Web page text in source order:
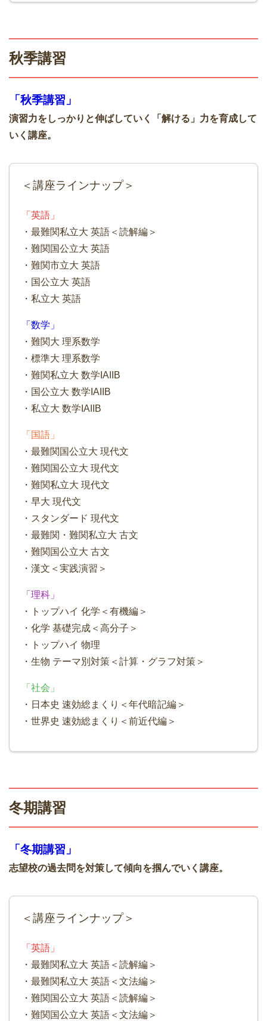
秋季講習
「秋季講習」
演習力をしっかりと伸ばしていく「解ける」力を育成して
いく講座。
＜講座ラインナップ＞
「英語」
・最難関私立大 英語＜読解編＞
・難関国公立大 英語
・難関市立大 英語
・国公立大 英語
・私立大 英語
「数学」
・難関大 理系数学
・標準大 理系数学
・難関私立大 数学IAIIB
・国公立大 数学IAIIB
・私立大 数学IAIIB
「国語」
・最難関国公立大 現代文
・難関国公立大 現代文
・難関私立大 現代文
・早大 現代文
・スタンダード 現代文
・最難関・難関私立大 古文
・難関国公立大 古文
・漢文＜実践演習＞
「理科」
・トップハイ 化学＜有機編＞
・化学 基礎完成＜高分子＞
・トップハイ 物理
・生物 テーマ別対策＜計算・グラフ対策＞
「社会」
・日本史 速効総まくり＜年代暗記編＞
・世界史 速効総まくり＜前近代編＞
冬期講習
「冬期講習」
志望校の過去問を対策して傾向を掴んでいく講座。
＜講座ラインナップ＞
「英語」
・最難関私立大 英語＜読解編＞
・最難関私立大 英語＜文法編＞
・難関国公立大 英語＜読解編＞
・難関国公立大 英語＜文法編＞